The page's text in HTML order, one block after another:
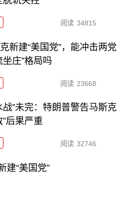
阅读 34815
新建“美国党”，能冲击两党
坐庄”格局吗
阅读 23668
战”未完：特朗普警告马斯克
”后果严重
阅读 32746
建“美国党”